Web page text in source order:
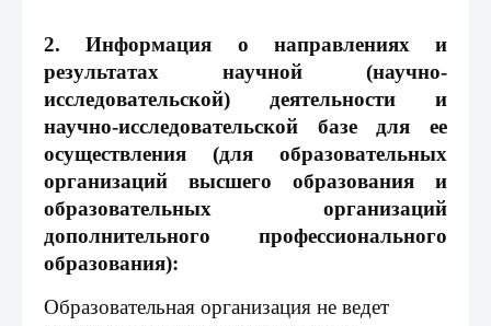
2. Информация о направлениях и
результатах научной (научно-
исследовательской) деятельности и
научно-исследовательской базе для ее
осуществления (для образовательных
организаций высшего образования и
образовательных организаций
дополнительного профессионального
образования):
Образовательная организация не ведет